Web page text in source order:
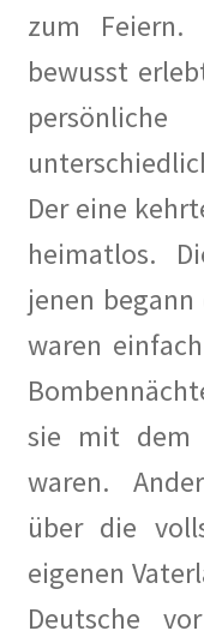
Jubiläum 2018
Mitglied werden
MV 2025
Raumplan
Spenden
Vorstand des
Protokolle der
zum Feiern.
bewusst
Der eine
heimatlos.
jenen begann
waren
sie mit dem
waren.
über die
eigenen
Deutsche